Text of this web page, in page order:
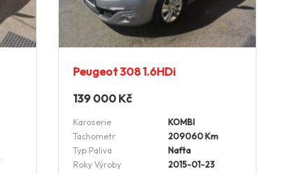
Peugeot 308 1.6HDi
139 000 Kč
Karoserie
KOMBI
Tachometr
209060 Km
Typ Paliva
Nafta
Roky Výroby
2015-01-23